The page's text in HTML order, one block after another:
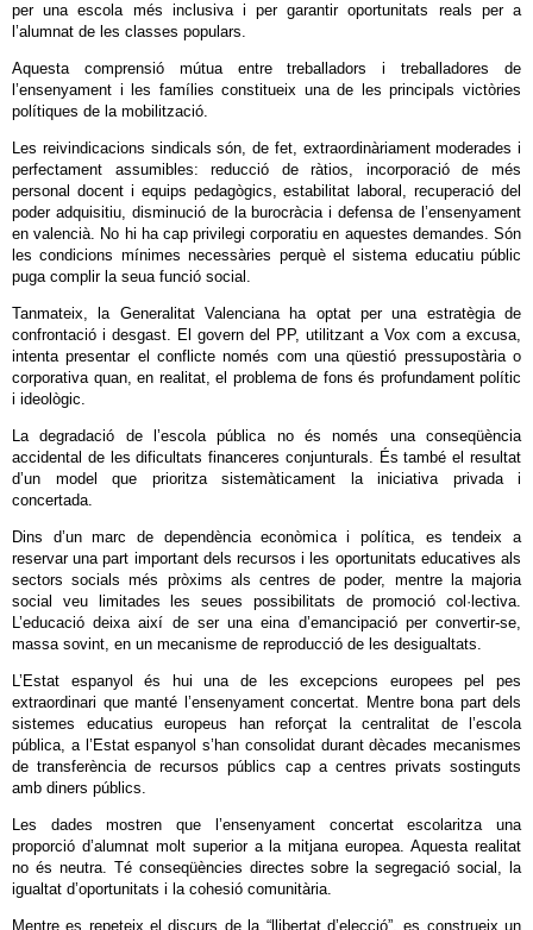
per una escola més inclusiva i per garantir oportunitats reals per a
l’alumnat de les classes populars.
Aquesta comprensió mútua entre treballadors i treballadores de
l’ensenyament i les famílies constitueix una de les principals victòries
polítiques de la mobilització.
Les reivindicacions sindicals són, de fet, extraordinàriament moderades i
perfectament assumibles: reducció de ràtios, incorporació de més
personal docent i equips pedagògics, estabilitat laboral, recuperació del
poder adquisitiu, disminució de la burocràcia i defensa de l’ensenyament
en valencià. No hi ha cap privilegi corporatiu en aquestes demandes. Són
les condicions mínimes necessàries perquè el sistema educatiu públic
puga complir la seua funció social.
Tanmateix, la Generalitat Valenciana ha optat per una estratègia de
confrontació i desgast. El govern del PP, utilitzant a Vox com a excusa,
intenta presentar el conflicte només com una qüestió pressupostària o
corporativa quan, en realitat, el problema de fons és profundament polític
i ideològic.
La degradació de l’escola pública no és només una conseqüència
accidental de les dificultats financeres conjunturals. És també el resultat
d’un model que prioritza sistemàticament la iniciativa privada i
concertada.
Dins d’un marc de dependència econòmica i política, es tendeix a
reservar una part important dels recursos i les oportunitats educatives als
sectors socials més pròxims als centres de poder, mentre la majoria
social veu limitades les seues possibilitats de promoció col·lectiva.
L’educació deixa així de ser una eina d’emancipació per convertir-se,
massa sovint, en un mecanisme de reproducció de les desigualtats.
L’Estat espanyol és hui una de les excepcions europees pel pes
extraordinari que manté l’ensenyament concertat. Mentre bona part dels
sistemes educatius europeus han reforçat la centralitat de l’escola
pública, a l’Estat espanyol s’han consolidat durant dècades mecanismes
de transferència de recursos públics cap a centres privats sostinguts
amb diners públics.
Les dades mostren que l’ensenyament concertat escolaritza una
proporció d’alumnat molt superior a la mitjana europea. Aquesta realitat
no és neutra. Té conseqüències directes sobre la segregació social, la
igualtat d’oportunitats i la cohesió comunitària.
Mentre es repeteix el discurs de la “llibertat d’elecció”, es construeix un